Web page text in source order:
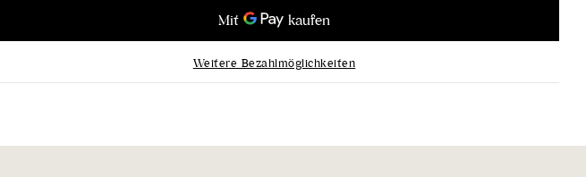
Weitere Bezahlmöglichkeiten